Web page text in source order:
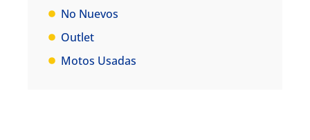
No Nuevos
Outlet
Motos Usadas